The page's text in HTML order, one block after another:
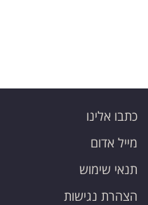
אחרינו:
כתבו אלינו
מייל אדום
תנאי שימוש
הצהרת נגישות